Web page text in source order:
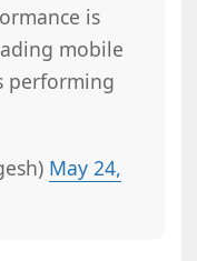
is
mobile
performing
May 24,